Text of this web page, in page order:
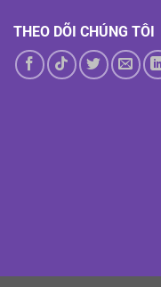
THEO DÕI CHÚNG TÔI